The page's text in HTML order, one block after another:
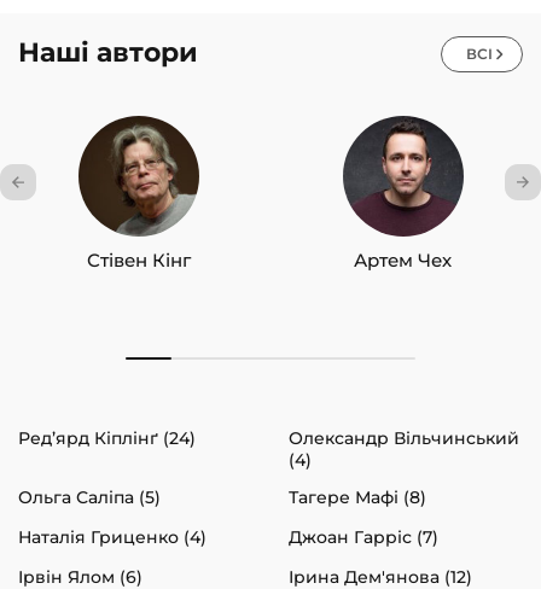
Наші автори ВСІ
Стівен Кінг Артем Чех
Ред’ярд Кіплінґ (24)
Олександр Вільчинський
(4)
Ольга Саліпа (5)
Тагере Мафі (8)
Наталія Гриценко (4)
Джоан Гарріс (7)
Ірвін Ялом (6)
Ірина Дем'янова (12)